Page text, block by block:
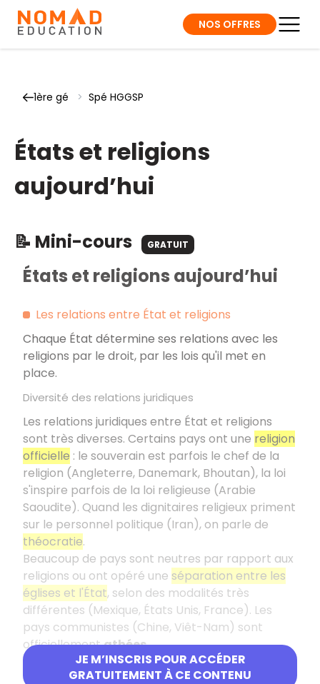
NOS OFFRES
1ère gé > Spé HGGSP
États et religions
aujourd’hui
📝 Mini-cours GRATUIT
JE M’INSCRIS POUR ACCÉDER
GRATUITEMENT À CE CONTENU
États et religions aujourd’hui
Les relations entre État et religions
Chaque État détermine ses relations avec les
religions par le droit, par les lois qu'il met en
place.
Diversité des relations juridiques
Les relations juridiques entre État et religions
sont très diverses. Certains pays ont une religion
officielle : le souverain est parfois le chef de la
religion (Angleterre, Danemark, Bhoutan), la loi
s'inspire parfois de la loi religieuse (Arabie
Saoudite). Quand les dignitaires religieux priment
sur le personnel politique (Iran), on parle de
théocratie.
Beaucoup de pays sont neutres par rapport aux
religions ou ont opéré une séparation entre les
églises et l'État, selon des modalités très
différentes (Mexique, États Unis, France). Les
pays communistes (Chine, Viêt-Nam) sont
officiellementathées.
La liberté de conscience et son application